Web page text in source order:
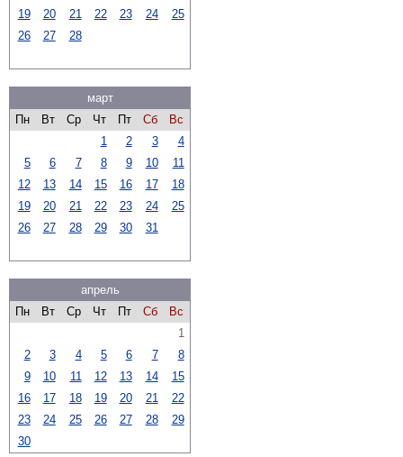
19
20 21 22 23 24
25
26
27 28
март
Пн
Вт Ср Чт Пт Сб
Вс
1
2 3
4
5
6 7 8 9 10
11
12
13 14 15 16 17
18
19
20 21 22 23 24
25
26
27 28 29 30 31
апрель
Пн
Вт Ср Чт Пт Сб
Вс
1
2
3 4 5 6 7
8
9
10 11 12 13 14
15
16
17 18 19 20 21
22
23
24 25 26 27 28
29
30